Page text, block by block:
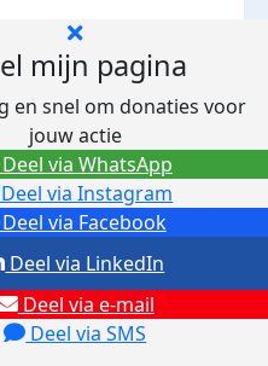
mijn pagina
en snel om donaties voor
jouw actie
via Facebook
Deel via Instagram
Deel via e-mail
Deel via SMS
Deel via LinkedIn
via WhatsApp